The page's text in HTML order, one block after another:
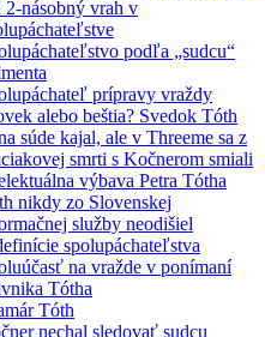
2-násobný vrah v
podľa „sudcu“
prípravy vraždy
alebo beštia? Svedok Tóth
súde kajal, ale v Threeme sa z
smrti s Kočnerom smiali
výbava Petra Tótha
nikdy zo Slovenskej
služby neodišiel
spolupáchateľstva
na vražde v ponímaní
Tótha
Tóth
nechal sledovať sudcu